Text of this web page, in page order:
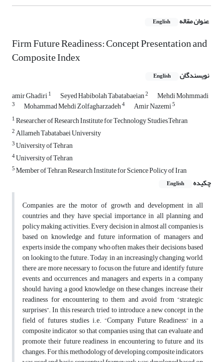
عنوان مقاله English
Firm Future Readiness: Concept Presentation and
Composite Index
نویسندگان English
amir Ghadiri1 Seyed Habibolah Tabatabaeian2 Mehdi Mohmmadi
3 Mohammad Mehdi Zolfagharzadeh4 Amir Nazemi5
1Researcher of Research Institute for Technology Studies,Tehran
2Allameh Tabatabaei University
3University of Tehran
4University of Tehran
5Member of Tehran Research Institute for Science Policy of Iran
چکیده
English
Companies are the motor of growth and development in all
countries and they have special importance in all planning and
policy making activities. Every decision in almost all companies is
based on knowledge and future information of managers and
experts inside the company who often makes their decisions based
on looking to the future. Today, in an increasingly changing world,
there are more necessary to focus on the future and identify future
events and occurrences and managers and experts in a company
should, having a good knowledge on these changes, increase their
readiness for encountering to them and avoid from “strategic
surprises”. In this research, tried to introduce a new concept in the
field of futures studies i.e. “Company Future Readiness” in a
composite indicator, so that companies using that can evaluate and
promote their future readiness in encountering to future and its
changes. For this, methodology of developing composite indicators